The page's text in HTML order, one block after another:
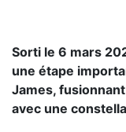
Sorti le 6 mars
une étape
James,
avec une